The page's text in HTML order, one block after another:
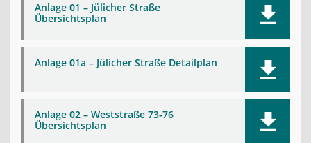
Anlage 01 – Jülicher Straße
Übersichtsplan
Anlage 01a – Jülicher Straße Detailplan
Anlage 02 – Weststraße 73-76
Übersichtsplan